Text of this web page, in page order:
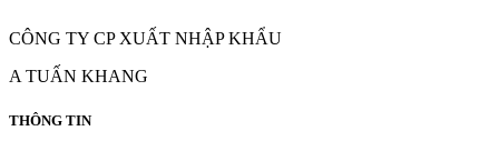
CÔNG TY CP XUẤT NHẬP KHẨU
A TUẤN KHANG
THÔNG TIN